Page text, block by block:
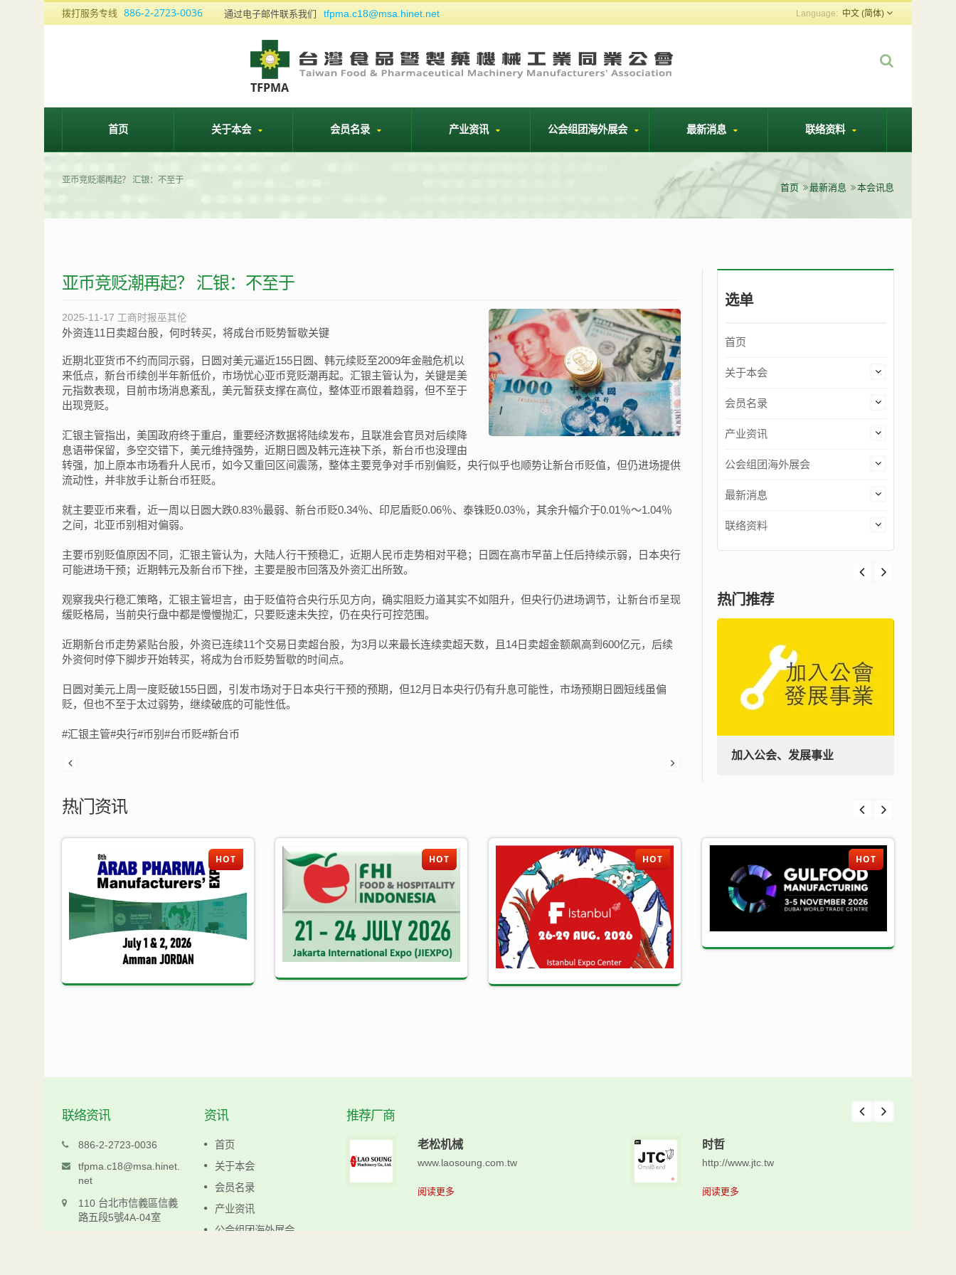
拨打服务专线 886-2-2723-0036 通过电子邮件联系我们 tfpma.c18@msa.hinet.net 中文 (简体)
首页 关于本会 会员名录 产业资讯 公会组团海外展会 最新消息 联络资料
亚币竞贬潮再起？ 汇银：不至于
首页 最新消息 本会讯息
亚币竞贬潮再起？ 汇银：不至于
2025-11-17 工商时报巫其伦
外资连11日卖超台股，何时转买，将成台币贬势暂歇关键
近期北亚货币不约而同示弱，日圆对美元逼近155日圆、韩元续贬至2009年金融危机以
来低点，新台币续创半年新低价，市场忧心亚币竞贬潮再起。汇银主管认为，关键是美
元指数表现，目前市场消息紊乱，美元暂获支撑在高位，整体亚币跟着趋弱，但不至于
出现竞贬。
汇银主管指出，美国政府终于重启，重要经济数据将陆续发布，且联准会官员对后续降
息语带保留，多空交错下，美元维持强势，近期日圆及韩元连袂下杀，新台币也没理由
转强，加上原本市场看升人民币，如今又重回区间震荡，整体主要竞争对手币别偏贬，央行似乎也顺势让新台币贬值，但仍进场提供
流动性，并非放手让新台币狂贬。
就主要亚币来看，近一周以日圆大跌0.83％最弱、新台币贬0.34％、印尼盾贬0.06％、泰铢贬0.03％，其余升幅介于0.01％～1.04％
之间，北亚币别相对偏弱。
主要币别贬值原因不同，汇银主管认为，大陆人行干预稳汇，近期人民币走势相对平稳；日圆在高市早苗上任后持续示弱，日本央行
可能进场干预；近期韩元及新台币下挫，主要是股市回落及外资汇出所致。
观察我央行稳汇策略，汇银主管坦言，由于贬值符合央行乐见方向，确实阻贬力道其实不如阻升，但央行仍进场调节，让新台币呈现
缓贬格局，当前央行盘中都是慢慢抛汇，只要贬速未失控，仍在央行可控范围。
近期新台币走势紧贴台股，外资已连续11个交易日卖超台股，为3月以来最长连续卖超天数，且14日卖超金额飙高到600亿元，后续
外资何时停下脚步开始转买，将成为台币贬势暂歇的时间点。
日圆对美元上周一度贬破155日圆，引发市场对于日本央行干预的预期，但12月日本央行仍有升息可能性，市场预期日圆短线虽偏
贬，但也不至于太过弱势，继续破底的可能性低。
#汇银主管#央行#币别#台币贬#新台币
选单
首页
关于本会
会员名录
产业资讯
公会组团海外展会
最新消息
联络资料
热门推荐
加入公会、发展事业
热门资讯
HOT HOT HOT HOT
联络资讯
886-2-2723-0036
tfpma.c18@msa.hinet.
net
110 台北市信義區信義
路五段5號4A-04室
资讯
首页
关于本会
会员名录
产业资讯
公会组团海外展会
推荐厂商
科仁
www.keljen.com.tw
老松机械
www.laosoung.com.tw
阅读更多
时哲
http://www.jtc.tw
阅读更多